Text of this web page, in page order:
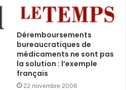
Déremboursements
bureaucratiques de
médicaments ne sont pas
la solution : l’exemple
français
22 novembre 2006